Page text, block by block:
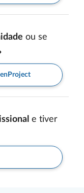
ou se
e tiver